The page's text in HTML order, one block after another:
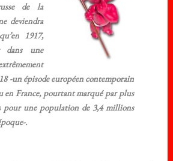
de la
deviendra
1917,
dans une
-un épisode européen contemporain
en France, pourtant marqué par plus
pour une population de 3,4 millions
.